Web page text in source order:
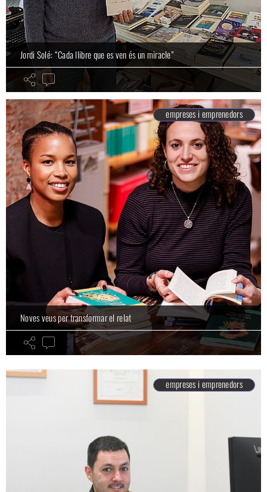
Jordi Solé: “Cada llibre que es ven és un miracle”
empreses i emprenedors
Noves veus per transformar el relat
empreses i emprenedors